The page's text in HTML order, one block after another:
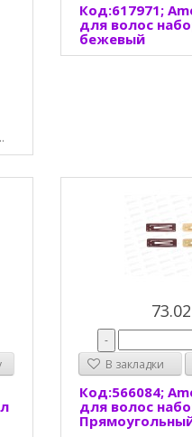
Код:617971;
для волос
бежевый
-
В закладки
Код:566084;
для волос